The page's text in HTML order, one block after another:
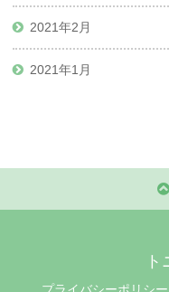
2021年2月
2021年1月
プライバシーポリシー